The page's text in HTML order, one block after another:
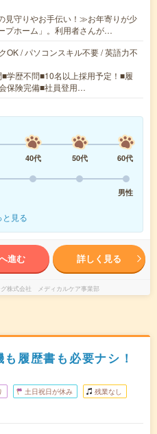
見守りやお手伝い！≫お年寄りが少
プホーム」。利用者さんが…
OK / パソコンスキル不要 / 英語力不
学歴不問■10名以上採用予定！■履
保険完備■社員登用…
40代 50代
60代
男性
と見る
進む 詳しく見る
グ株式会社 メディカルケア事業部
履歴書も必要ナシ！
土日祝日が休み 残業なし